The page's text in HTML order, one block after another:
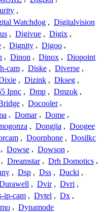
,
Watchdog , Digitalvision
, Digivue , Digix ,
, Dignity , Digoo ,
, Dinon , Dinox , Diopoint
cam , Diske , Diverse ,
, Dizink , Dkseg ,
Ipnc , Dmp , Dmzok ,
, Docooler ,
, Domar , Dome ,
, Dongjia , Doogee
, Doorphone , Dosilkc
, Dowse , Dowson ,
, Dreamstar , Drh Domotics ,
, Dsp , Dss , Ducki ,
, Dvir , Dvri ,
ip-cam , Dvtel , Dx ,
, Dynamode